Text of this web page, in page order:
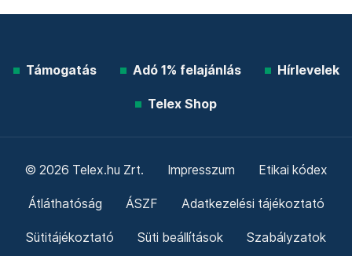
Támogatás Adó 1% felajánlás Hírlevelek
Telex Shop
© 2026 Telex.hu Zrt. Impresszum Etikai kódex
Átláthatóság ÁSZF Adatkezelési tájékoztató
Sütitájékoztató Süti beállítások Szabályzatok